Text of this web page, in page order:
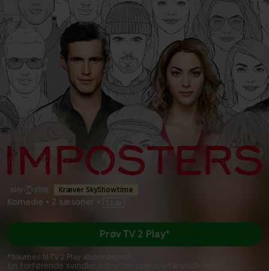
Kræver SkyShowtime
Komedie • 2 sæsoner
En forførende svindler udnytter sine intetanende ofre
Prøv TV 2 Play*
*tilkøbes til TV 2 Play abonnement